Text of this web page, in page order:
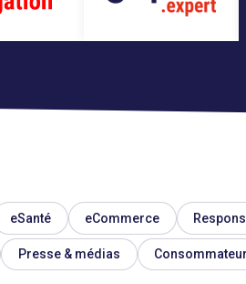
eSanté eCommerce
Presse & médias Consommateur